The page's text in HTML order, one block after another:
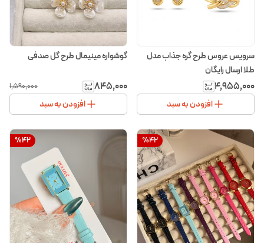
سرویس عروس طرح گره جذاب مدل
طلا ارسال رایگان
۴٬۹۵۵٬۰۰۰
افزودن به سبد
گوشواره مینیمال طرح گل صدفی
۸۴۵٬۰۰۰ ۱٬۵۹۰٬۰۰۰
افزودن به سبد
%42
%42